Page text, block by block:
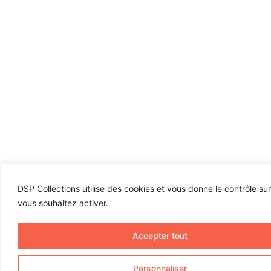
DSP Collections utilise des cookies et vous donne le contrôle
vous souhaitez activer.
Personnaliser
Accepter tout